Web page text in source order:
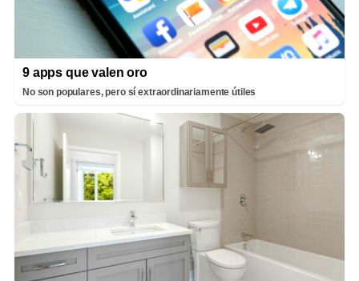
9 apps que valen oro
No son populares, pero sí extraordinariamente útiles